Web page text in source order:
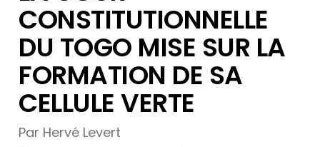
CONSTITUTIONNELLE
DU TOGO MISE SUR LA
FORMATION DE SA
CELLULE VERTE
Par Hervé Levert